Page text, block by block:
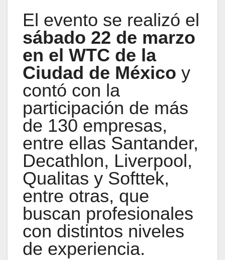
El evento se realizó el
sábado 22 de marzo
en el WTC de la
Ciudad de México y
contó con la
participación de más
de 130 empresas,
entre ellas Santander,
Decathlon, Liverpool,
Qualitas y Softtek,
entre otras, que
buscan profesionales
con distintos niveles
de experiencia.